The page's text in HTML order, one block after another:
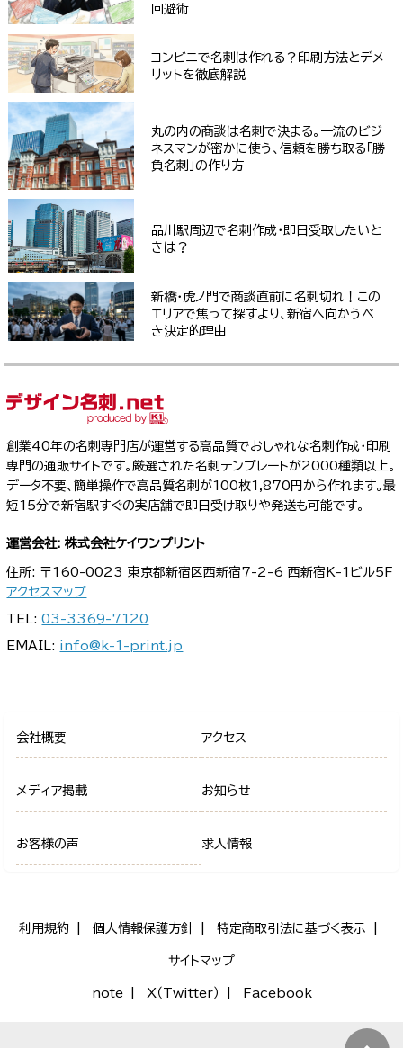
回避術
コンビニで名刺は作れる？印刷方法とデメ
リットを徹底解説
丸の内の商談は名刺で決まる。一流のビジ
ネスマンが密かに使う、信頼を勝ち取る「勝
負名刺」の作り方
品川駅周辺で名刺作成・即日受取したいと
きは？
新橋・虎ノ門で商談直前に名刺切れ！この
エリアで焦って探すより、新宿へ向かうべ
き決定的理由
創業40年の名刺専門店が運営する高品質でおしゃれな名刺作成・印刷
専門の通販サイトです。厳選された名刺テンプレートが2000種類以上。
データ不要、簡単操作で高品質名刺が100枚1,870円から作れます。最
短15分で新宿駅すぐの実店舗で即日受け取りや発送も可能です。
運営会社: 株式会社ケイワンプリント
住所: 〒160-0023 東京都新宿区西新宿7-2-6 西新宿K-1ビル5F
アクセスマップ
TEL:03-3369-7120
EMAIL: info@k-1-print.jp
会社概要 アクセス
メディア掲載 お知らせ
お客様の声 求人情報
利用規約 個人情報保護方針 特定商取引法に基づく表示
サイトマップ
note X（Twitter） Facebook